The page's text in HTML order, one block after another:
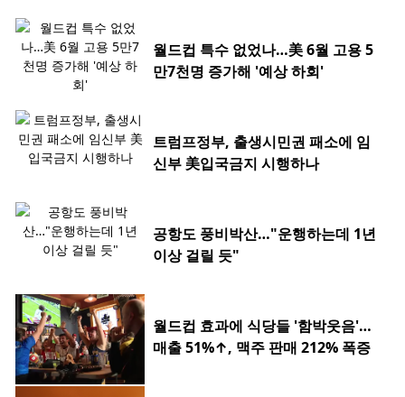
월드컵 특수 없었나…美 6월 고용 5
만7천명 증가해 '예상 하회'
트럼프정부, 출생시민권 패소에 임
신부 美입국금지 시행하나
공항도 풍비박산…"운행하는데 1년
이상 걸릴 듯"
월드컵 효과에 식당들 '함박웃음'…
매출 51%↑, 맥주 판매 212% 폭증